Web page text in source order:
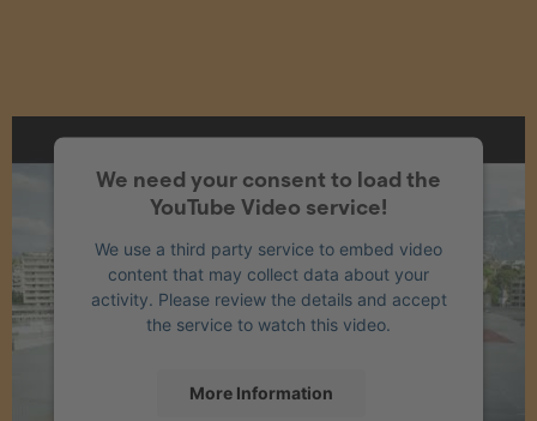
We need your consent to load the
YouTube Video service!
We use a third party service to embed video
content that may collect data about your
activity. Please review the details and accept
the service to watch this video.
More Information